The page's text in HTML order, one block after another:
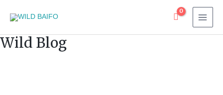
Wild Blog